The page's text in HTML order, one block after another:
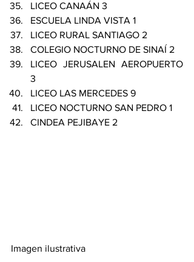
LICEO CANAÁN 3
ESCUELA LINDA VISTA 1
LICEO RURAL SANTIAGO 2
COLEGIO NOCTURNO DE SINAÍ 2
LICEO JERUSALEN AEROPUERTO
3
LICEO LAS MERCEDES 9
LICEO NOCTURNO SAN PEDRO 1
CINDEA PEJIBAYE 2
Imagen ilustrativa